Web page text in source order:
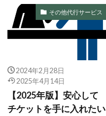
その他代行サービス
2024年2月28日
2025年4月14日
【2025年版】安心して
チケットを手に入れたい